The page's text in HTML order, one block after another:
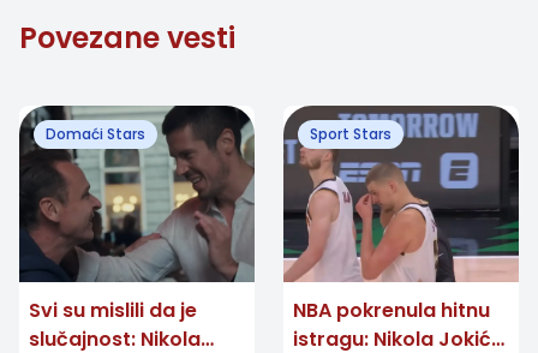
Povezane vesti
Domaći Stars
Svi su mislili da je
slučajnost: Nikola
Sport Stars
NBA pokrenula hitnu
istragu: Nikola Jokić